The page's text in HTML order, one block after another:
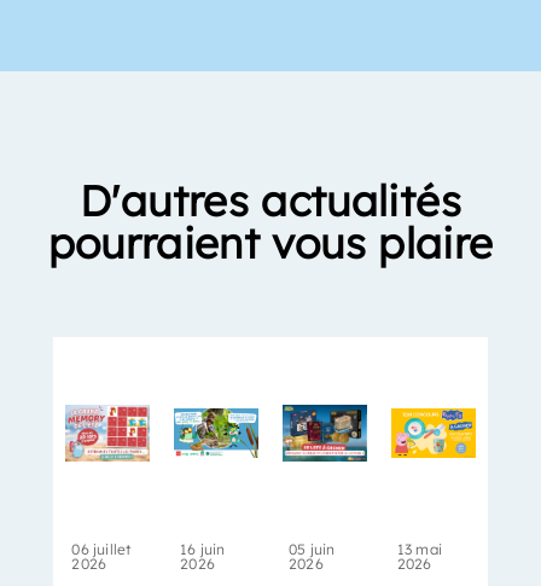
D'autres actualités
pourraient vous plaire
06 juillet
2026
16 juin
2026
05 juin
2026
13 mai
2026